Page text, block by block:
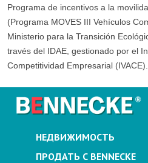
Programa de incentivos a la
(Programa MOVES III Vehículos
Ministerio para la Transición
través del IDAE, gestionado por el
Competitividad Empresarial (IVACE).
НЕДВИЖИМОСТЬ
ПРОДАТЬ С BENNECKE